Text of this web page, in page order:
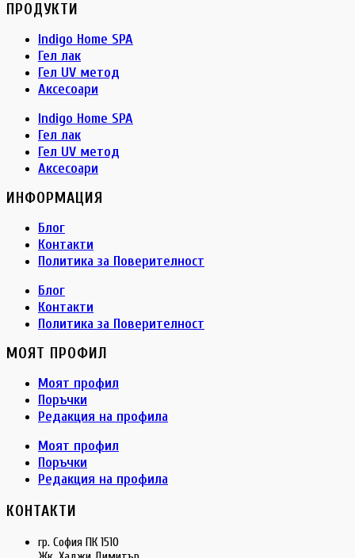
ПРОДУКТИ
Indigo Home SPA
Гел лак
Гел UV метод
Аксесоари
Indigo Home SPA
Гел лак
Гел UV метод
Аксесоари
ИНФОРМАЦИЯ
Блог
Контакти
Политика за Поверителност
Блог
Контакти
Политика за Поверителност
МОЯТ ПРОФИЛ
Моят профил
Поръчки
Редакция на профила
Моят профил
Поръчки
Редакция на профила
КОНТАКТИ
гр. София ПК 1510